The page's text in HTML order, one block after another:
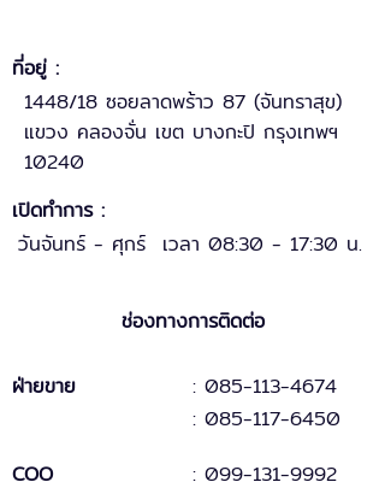
ที่อยู่ :
1448/18 ซอยลาดพร้าว 87 (จันทราสุข)
แขวง คลองจั่น เขต บางกะปิ กรุงเทพฯ
10240
เปิดทำการ :
วันจันทร์ - ศุกร์ เวลา 08:30 - 17:30 น.
ช่องทางการติดต่อ
ฝ่ายขาย
: 085-113-4674
: 085-117-6450
COO
: 099-131-9992